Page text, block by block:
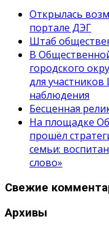
Открылась
портале ДЭГ
Штаб
В
городского
для
наблюдения
Бесценная
На площадке
прошёл
семьи:
слово»
Свежие
Архивы